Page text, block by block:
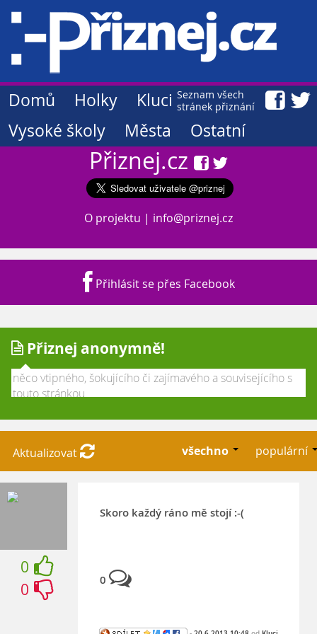
Seznam všech
stránek přiznání
Domů Holky
Kluci
Vysoké školy
Města Ostatní
Přiznej.cz
O projektu | info@priznej.cz
Přihlásit se přes Facebook
Přiznej anonymně!
Aktualizovat všechno populární
0
0
Skoro každý ráno mě stojí :-(
0